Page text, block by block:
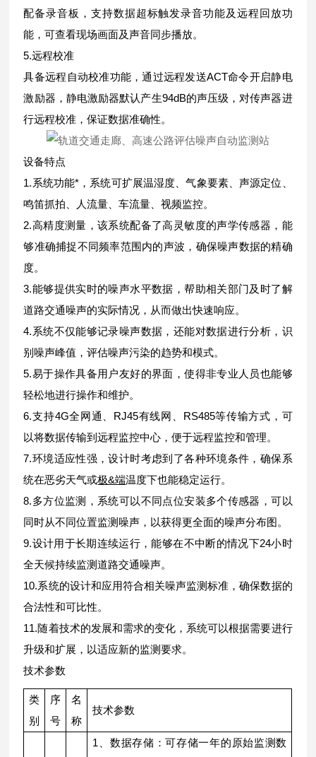
配备录音板，支持数据超标触发录音功能及远程回放功
能，可查看现场画面及声音同步播放。
5.远程校准
具备远程自动校准功能，通过远程发送ACT命令开启静电
激励器，静电激励器默认产生94dB的声压级，对传声器进
行远程校准，保证数据准确性。
设备特点
1.系统功能*，系统可扩展温湿度、气象要素、声源定位、
鸣笛抓拍、人流量、车流量、视频监控。
2.高精度测量，该系统配备了高灵敏度的声学传感器，能
够准确捕捉不同频率范围内的声波，确保噪声数据的精确
度。
3.能够提供实时的噪声水平数据，帮助相关部门及时了解
道路交通噪声的实际情况，从而做出快速响应。
4.系统不仅能够记录噪声数据，还能对数据进行分析，识
别噪声峰值，评估噪声污染的趋势和模式。
5.易于操作具备用户友好的界面，使得非专业人员也能够
轻松地进行操作和维护。
6.支持4G全网通、RJ45有线网、RS485等传输方式，可
以将数据传输到远程监控中心，便于远程监控和管理。
7.环境适应性强，设计时考虑到了各种环境条件，确保系
统在恶劣天气或极&端温度下也能稳定运行。
8.多方位监测，系统可以不同点位安装多个传感器，可以
同时从不同位置监测噪声，以获得更全面的噪声分布图。
9.设计用于长期连续运行，能够在不中断的情况下24小时
全天候持续监测道路交通噪声。
10.系统的设计和应用符合相关噪声监测标准，确保数据的
合法性和可比性。
11.随着技术的发展和需求的变化，系统可以根据需要进行
升级和扩展，以适应新的监测要求。
技术参数
类
别
序
号
名
称
技术参数
1、数据存储：可存储一年的原始监测数